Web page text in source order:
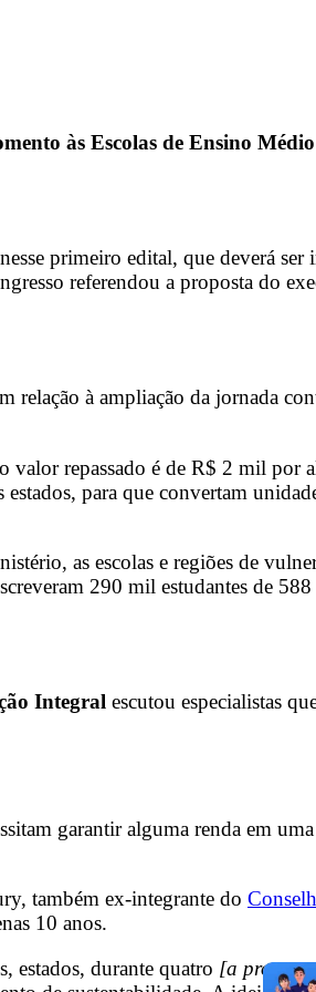
às Escolas de Ensino
primeiro edital, que deverá ser
referendou a proposta do
relação à ampliação da jornada
valor repassado é de R$ 2 mil por
para que convertam
as escolas e regiões de
290 mil estudantes de 588
Integral escutou especialistas
garantir alguma renda em
também ex-integrante do
10 anos.
estados, durante quatro [a